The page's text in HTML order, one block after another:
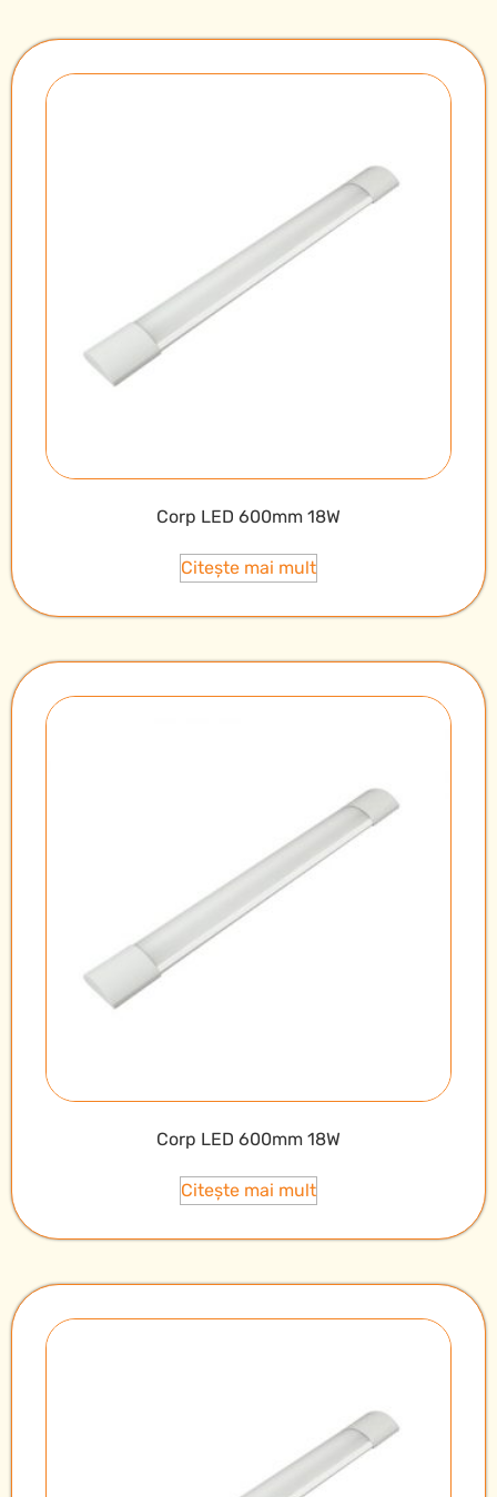
Corp LED 600mm 18W
Citește mai mult
Corp LED 600mm 18W
Citește mai mult